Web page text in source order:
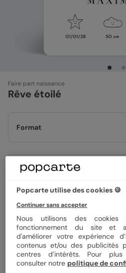
Faire part naissance
Rêve étoilé
Format
Papier
1,19 €
Enveloppe blanche offerte
Fabrication française
Popcarte utilise des cookies 🍪
Continuer sans accepter
Nous utilisons des
fonctionnement du site et
d'améliorer votre expérience
contenus et/ou des publicités
centres d’intérêts. Pour plus
consulter notre politique de